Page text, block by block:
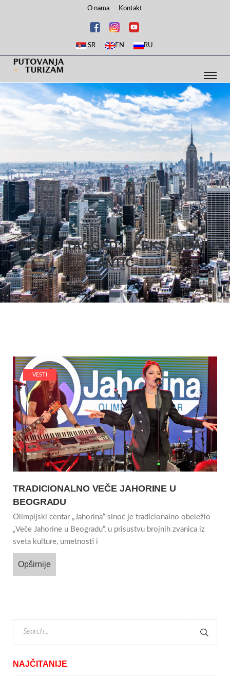
O nama Kontakt
SR EN RU
POSTS TAGGED: ALEKSANDAR
ANTIĆ
VESTI
TRADICIONALNO VEČE JAHORINE U
BEOGRADU
Olimpijski centar „Jahorina“ sinoć je tradicionalno obeležio
„Veče Jahorine u Beogradu“, u prisustvu brojnih zvanica iz
sveta kulture, umetnosti i
Opširnije
NAJČITANIJE